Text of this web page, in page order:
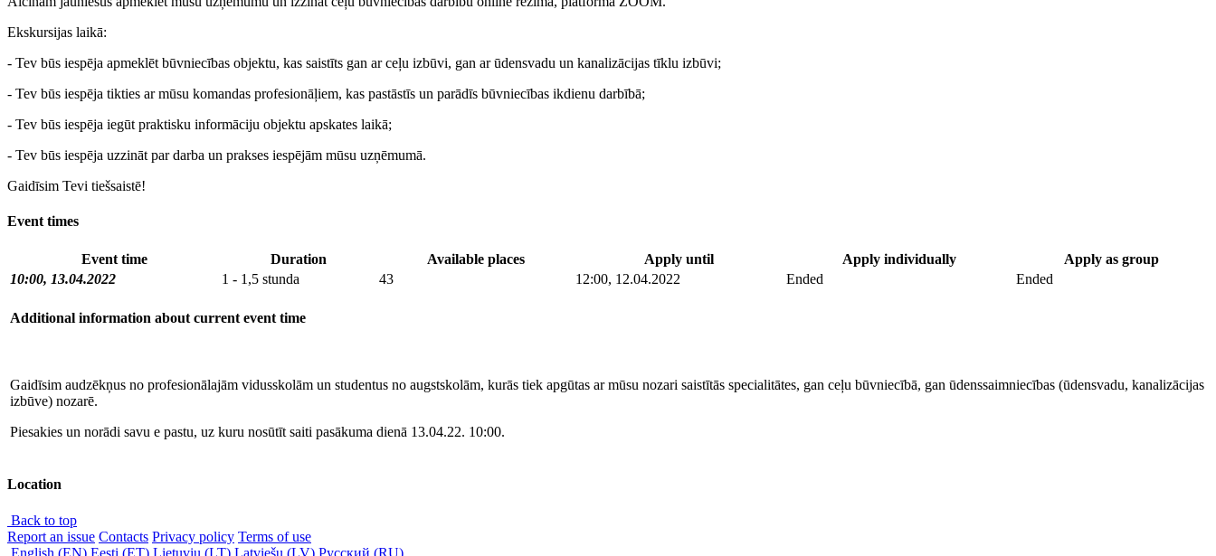
Ekskursijas laikā:
- Tev būs iespēja apmeklēt būvniecības objektu, kas saistīts gan ar ceļu izbūvi, gan ar ūdensvadu un kanalizācijas tīklu izbūvi;
- Tev būs iespēja tikties ar mūsu komandas profesionāļiem, kas pastāstīs un parādīs būvniecības ikdienu darbībā;
- Tev būs iespēja iegūt praktisku informāciju objektu apskates laikā;
- Tev būs iespēja uzzināt par darba un prakses iespējām mūsu uzņēmumā.
Gaidīsim Tevi tiešsaistē!
Event times
Event time Duration Available places Apply until Apply individually
Apply as group
10:00, 13.04.2022
1 - 1,5 stunda 43 12:00, 12.04.2022 Ended Ended
Additional information about current event time
Gaidīsim audzēkņus no profesionālajām vidusskolām un studentus no augstskolām, kurās tiek apgūtas ar mūsu nozari saistītās specialitātes, gan ceļu būvniecībā, gan ūdenssaimniecības (ūdensvadu, kanalizācijas
izbūve) nozarē.
Piesakies un norādi savu e pastu, uz kuru nosūtīt saiti pasākuma dienā 13.04.22. 10:00.
Location
Back to top
Report an issue Contacts Privacy policy Terms of use
English (EN) Eesti (ET) Lietuvių (LT) Latviešu (LV) Русский (RU)